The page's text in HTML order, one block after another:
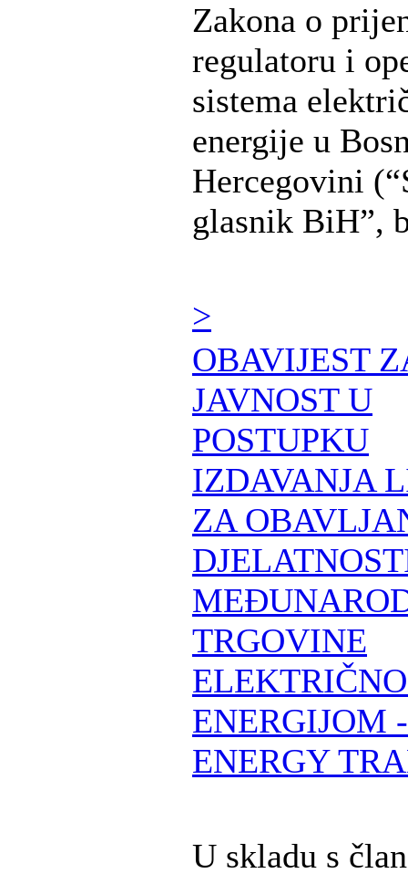
Zakona o
regulatoru i
sistema
energije u
Hercegovini
glasnik BiH”,
>
OBAVIJEST
JAVNOST U
POSTUPKU
IZDAVANJA
ZA
TRGOVINE
ENERGIJOM
ENERGY
U skladu s